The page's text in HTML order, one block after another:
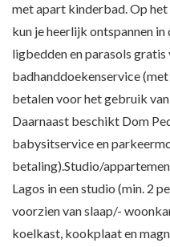
met apart kinderbad. Op
kun je heerlijk ontspannen in
ligbedden en parasols gratis
badhanddoekenservice
betalen voor het gebruik
Daarnaast beschikt Dom
babysitservice en
betaling).Studio/
Lagos in een studio (min. 2
voorzien van slaap/-
koelkast, kookplaat en